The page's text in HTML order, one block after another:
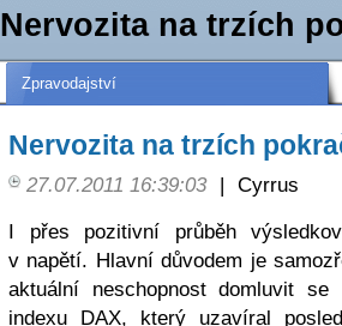
Nervozita na trzích
Zpravodajství
Nervozita na trzích
27.07.2011 16:39:03 | Cyrrus
I přes pozitivní průběh
v napětí. Hlavní důvodem je
aktuální neschopnost domluvit
indexu DAX, který uzavíral